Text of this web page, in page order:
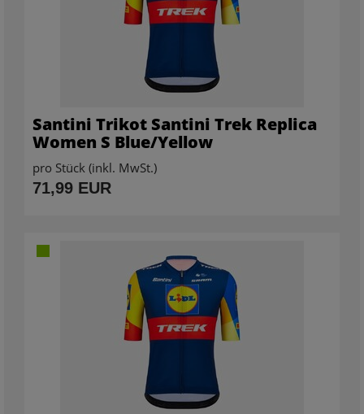
Santini Trikot Santini Trek Replica
Women S Blue/Yellow
pro Stück (inkl. MwSt.)
71,99 EUR